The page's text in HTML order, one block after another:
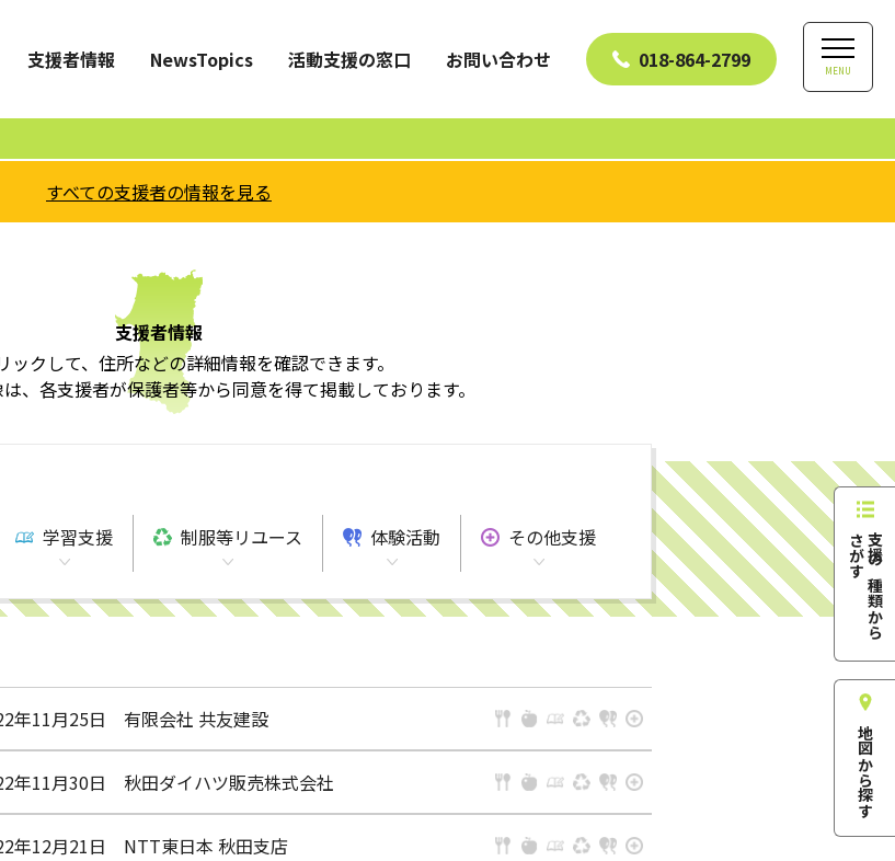
支援者情報 NewsTopics 活動支援の窓口 お問い合わせ 018-864-2799 MENU
すべての支援者の情報を見る
支援者情報
ックして、住所などの詳細情報を確認できます。
、各支援者が保護者等から同意を得て掲載しております。
学習支援 制服等リユース 体験活動 その他支援
年11月25日 有限会社 共友建設
年11月30日 秋田ダイハツ販売株式会社
年12月21日 NTT東日本 秋田支店
支
援
の
種
類
か
ら
さ
が
す
地図から探す